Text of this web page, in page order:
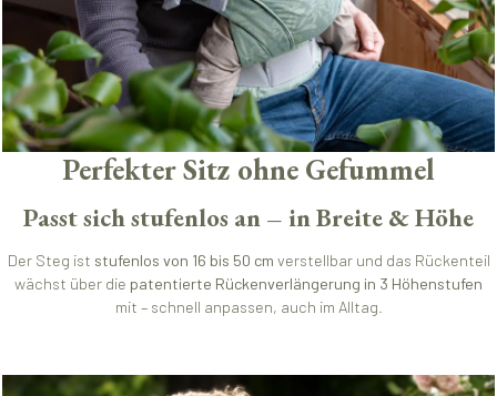
Perfekter Sitz ohne Gefummel
Passt sich stufenlos an – in Breite & Höhe
Der Steg ist stufenlos von 16 bis 50 cm verstellbar und das Rückenteil
wächst über die patentierte Rückenverlängerung in 3 Höhenstufen
mit – schnell anpassen, auch im Alltag.